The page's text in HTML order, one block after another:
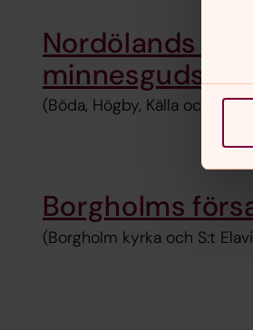
Nordölands
(Böda, Högby, Källa och
Borgholms
(Borgholm kyrka och S:t